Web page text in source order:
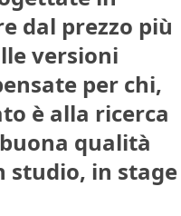
dal prezzo più
versioni
per chi,
è alla ricerca
qualità
studio, in stage